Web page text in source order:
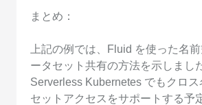
まとめ：
上記の例では、Fluid を使った名
ータセット共有の方法を示しまし
Serverless Kubernetes でもクロス
セットアクセスをサポートする予